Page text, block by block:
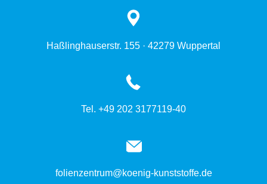
Haßlinghauserstr. 155 · 42279 Wuppertal
Tel. +49 202 3177119-40
folienzentrum@koenig-kunststoffe.de